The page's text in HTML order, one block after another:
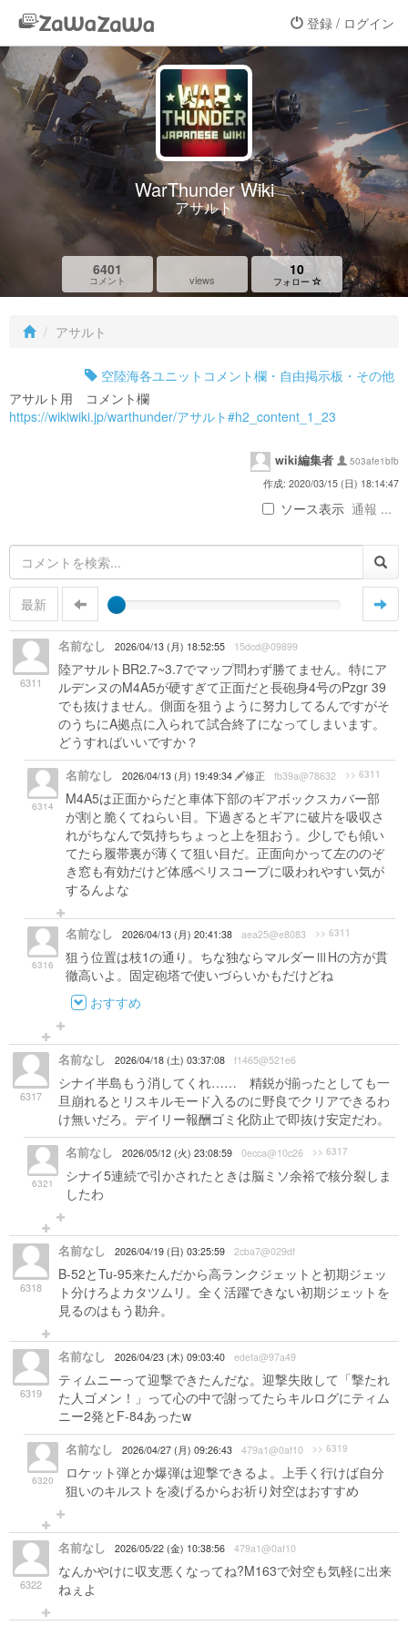
登録 / ログイン
WarThunder Wiki
アサルト
6401
コメント views
10
フォロー
アサルト
空陸海各ユニットコメント欄・自由掲示板・その他
アサルト用 コメント欄
https://wikiwiki.jp/warthunder/アサルト#h2_content_1_23
wiki編集者
503afe1bfb
作成: 2020/03/15 (日) 18:14:47
ソース表示 通報 ...
最新
6311
名前なし 2026/04/13 (月) 18:52:55 15dcd@09899
陸アサルトBR2.7~3.7でマップ問わず勝てません。特にア
ルデンヌのM4A5が硬すぎて正面だと長砲身4号のPzgr 39
でも抜けません。側面を狙うように努力してるんですがそ
のうちにA拠点に入られて試合終了になってしまいます。
どうすればいいですか？
6314
名前なし 2026/04/13 (月) 19:49:34 修正 fb39a@78632 >> 6311
M4A5は正面からだと車体下部のギアボックスカバー部
が割と脆くてねらい目。下過ぎるとギアに破片を吸収さ
れがちなんで気持ちちょっと上を狙おう。少しでも傾い
てたら履帯裏が薄くて狙い目だ。正面向かって左ののぞ
き窓も有効だけど体感ペリスコープに吸われやすい気が
するんよな
6316
名前なし 2026/04/13 (月) 20:41:38 aea25@e8083 >> 6311
狙う位置は枝1の通り。ちな独ならマルダーⅢHの方が貫
徹高いよ。固定砲塔で使いづらいかもだけどね
おすすめ
6317
名前なし 2026/04/18 (土) 03:37:08 f1465@521e6
シナイ半島もう消してくれ…… 精鋭が揃ったとしても一
旦崩れるとリスキルモード入るのに野良でクリアできるわ
け無いだろ。デイリー報酬ゴミ化防止で即抜け安定だわ。
6321
名前なし 2026/05/12 (火) 23:08:59 0ecca@10c26 >> 6317
シナイ5連続で引かされたときは脳ミソ余裕で核分裂しま
したわ
6318
名前なし 2026/04/19 (日) 03:25:59 2cba7@029df
B-52とTu-95来たんだから高ランクジェットと初期ジェッ
ト分けろよカタツムリ。全く活躍できない初期ジェットを
見るのはもう勘弁。
6319
名前なし 2026/04/23 (木) 09:03:40 edefa@97a49
ティムニーって迎撃できたんだな。迎撃失敗して「撃たれ
た人ゴメン！」って心の中で謝ってたらキルログにティム
ニー2発とF-84あったw
6320
名前なし 2026/04/27 (月) 09:26:43 479a1@0af10 >> 6319
ロケット弾とか爆弾は迎撃できるよ。上手く行けば自分
狙いのキルストを凌げるからお祈り対空はおすすめ
6322
名前なし 2026/05/22 (金) 10:38:56 479a1@0af10
なんかやけに収支悪くなってね?M163で対空も気軽に出来
ねぇよ